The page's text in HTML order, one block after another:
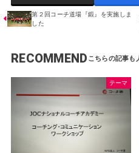
第２回コーチ道場『鍛』を実施しま
した
RECOMMEND
テーマ